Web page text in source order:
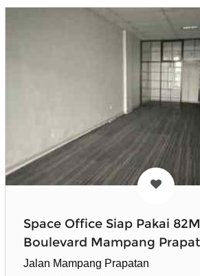
Space Office Siap Pakai
Boulevard Mampang
Jalan Mampang Prapatan